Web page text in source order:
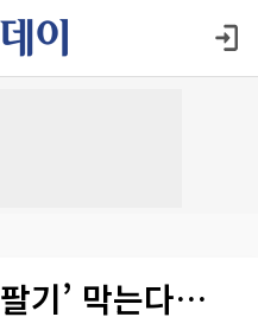
기’ 막는다…